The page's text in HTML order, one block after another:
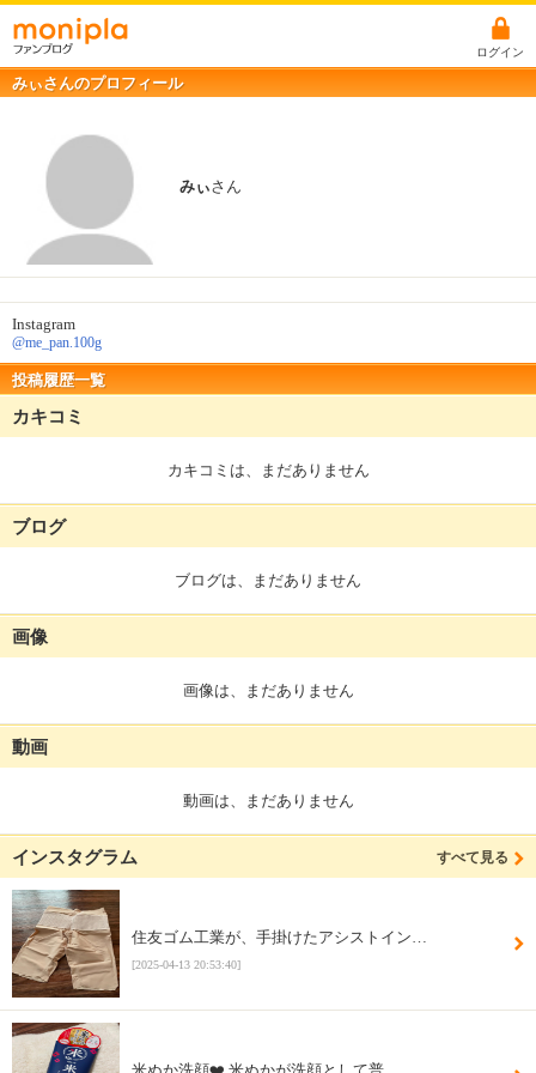
ログイン
みぃさんのプロフィール
みぃさん
Instagram
@me_pan.100g
投稿履歴一覧
カキコミ
カキコミは、まだありません
ブログ
ブログは、まだありません
画像
画像は、まだありません
動画
動画は、まだありません
インスタグラム すべて見る
住友ゴム工業が、手掛けたアシストイン…
[2025-04-13 20:53:40]